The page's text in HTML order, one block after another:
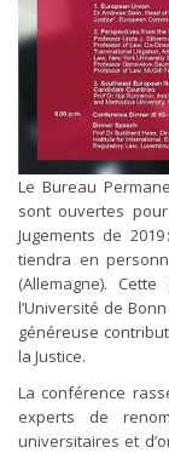
Le Bureau
sont ouvertes
Jugements de
tiendra en
(Allemagne).
l’Université de
généreuse
la Justice.
La conférence
experts de
universitaires et